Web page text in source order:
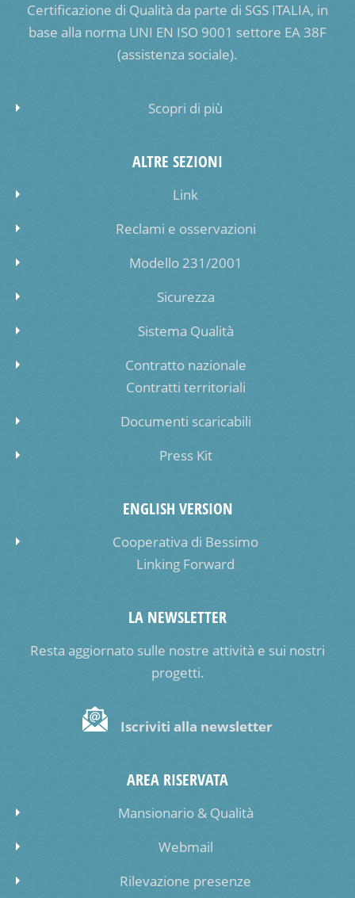
Certificazione di Qualità da parte di SGS ITALIA, in
base alla norma UNI EN ISO 9001 settore EA 38F
(assistenza sociale).
Scopri di più
ALTRE SEZIONI
Link
Reclami e osservazioni
Modello 231/2001
Sicurezza
Sistema Qualità
Contratto nazionale
Contratti territoriali
Documenti scaricabili
Press Kit
ENGLISH VERSION
Cooperativa di Bessimo
Linking Forward
LA NEWSLETTER
Resta aggiornato sulle nostre attività e sui nostri
progetti.
Iscriviti alla newsletter
AREA RISERVATA
Mansionario & Qualità
Webmail
Rilevazione presenze